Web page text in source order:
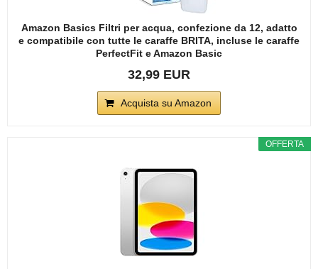
Amazon Basics Filtri per acqua, confezione da 12, adatto
e compatibile con tutte le caraffe BRITA, incluse le caraffe
PerfectFit e Amazon Basic
32,99 EUR
Acquista su Amazon
OFFERTA